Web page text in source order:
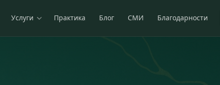
Услуги Практика Блог СМИ Благодарности